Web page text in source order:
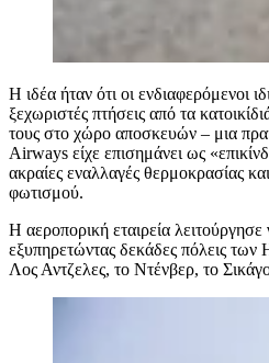
Η ιδέα ήταν ότι οι ενδιαφερόμενοι
ξεχωριστές πτήσεις από τα
τους στο χώρο αποσκευών – μια
Airways είχε επισημάνει ως
ακραίες εναλλαγές θερμοκρασίας
φωτισμού.
Η αεροπορική εταιρεία λειτούργησε
εξυπηρετώντας δεκάδες πόλεις
Λος Αντζελες, το Ντένβερ, το